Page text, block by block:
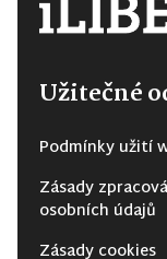
Užitečné
Podmínky užití
Zásady
osobních údajů
Zásady cookies